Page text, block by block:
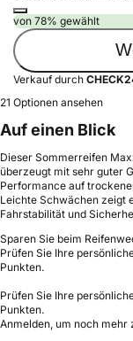
von 78% gewählt
Verkauf durch
21 Optionen ansehen
Auf einen Blick
Dieser Sommerreifen
überzeugt mit sehr guter
Performance auf
Leichte Schwächen zeigt
Fahrstabilität und
Sparen Sie beim
Prüfen Sie Ihre
Punkten.
Prüfen Sie Ihre
Punkten.
Anmelden, um noch mehr